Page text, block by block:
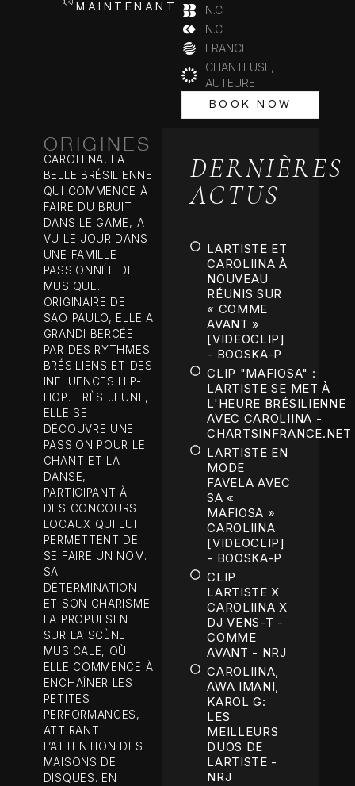
MAINTENANT
N.C
N.C
FRANCE
CHANTEUSE,
AUTEURE
BOOK NOW
ORIGINES
CAROLIINA, LA
BELLE BRÉSILIENNE
QUI COMMENCE À
FAIRE DU BRUIT
DANS LE GAME, A
VU LE JOUR DANS
UNE FAMILLE
PASSIONNÉE DE
MUSIQUE.
ORIGINAIRE DE
SÃO PAULO, ELLE A
GRANDI BERCÉE
PAR DES RYTHMES
BRÉSILIENS ET DES
INFLUENCES HIP-
HOP. TRÈS JEUNE,
ELLE SE
DÉCOUVRE UNE
PASSION POUR LE
CHANT ET LA
DANSE,
PARTICIPANT À
DES CONCOURS
LOCAUX QUI LUI
PERMETTENT DE
SE FAIRE UN NOM.
SA
DÉTERMINATION
ET SON CHARISME
LA PROPULSENT
SUR LA SCÈNE
MUSICALE, OÙ
ELLE COMMENCE À
ENCHAÎNER LES
PETITES
PERFORMANCES,
ATTIRANT
L’ATTENTION DES
MAISONS DE
DISQUES. EN
DERNIÈRES
ACTUS
LARTISTE ET
CAROLIINA À
NOUVEAU
RÉUNIS SUR
« COMME
AVANT »
[VIDEOCLIP]
- BOOSKA-P
CLIP "MAFIOSA" :
LARTISTE SE MET À
L'HEURE BRÉSILIENNE
AVEC CAROLIINA -
CHARTSINFRANCE.NET
LARTISTE EN
MODE
FAVELA AVEC
SA «
MAFIOSA »
CAROLIINA
[VIDEOCLIP]
- BOOSKA-P
CLIP
LARTISTE X
CAROLIINA X
DJ VENS-T -
COMME
AVANT - NRJ
CAROLIINA,
AWA IMANI,
KAROL G:
LES
MEILLEURS
DUOS DE
LARTISTE -
NRJ